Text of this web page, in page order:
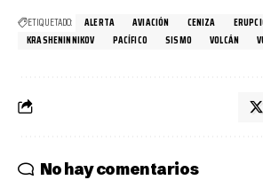
ETIQUETADO: ALERTA AVIACIÓN CENIZA
KRASHENINNIKOV
PACÍFICO SISMO VOLCÁN
No hay comentarios